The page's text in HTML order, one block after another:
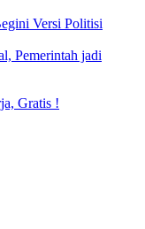
Versi Politisi
Pemerintah jadi
Gratis !